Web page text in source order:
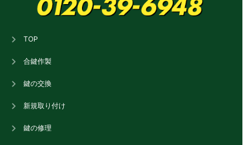
TOP
合鍵作製
鍵の交換
新規取り付け
鍵の修理